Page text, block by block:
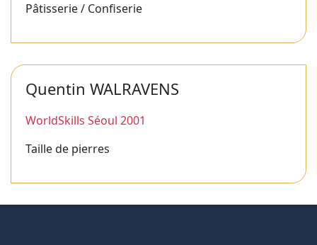
Pâtisserie / Confiserie
Quentin WALRAVENS
WorldSkills Séoul 2001
Taille de pierres